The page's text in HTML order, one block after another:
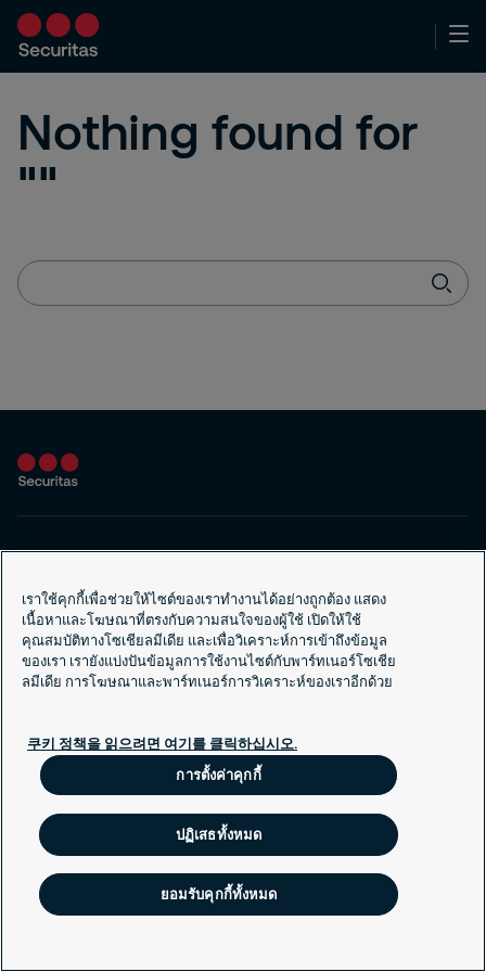
Nothing found for
""
ซิเคียวริทัสทั่วโลก
ซิเคียวริทัสทั่วมุมโลก
นโยบายคุกกี้
เราใช้คุกกี้เพื่อช่วยให้ไซต์ของเราทำงานได้อย่างถูกต้อง แสดง
เนื้อหาและโฆษณาที่ตรงกับความสนใจของผู้ใช้ เปิดให้ใช้
คุณสมบัติทางโซเชียลมีเดีย และเพื่อวิเคราะห์การเข้าถึงข้อมูล
ของเรา เรายังแบ่งปันข้อมูลการใช้งานไซต์กับพาร์ทเนอร์โซเชีย
ลมีเดีย การโฆษณาและพาร์ทเนอร์การวิเคราะห์ของเราอีกด้วย
쿠키 정책을 읽으려면 여기를 클릭하십시오.
การตั้งค่าคุกกี้
ปฏิเสธทั้งหมด
ยอมรับคุกกี้ทั้งหมด